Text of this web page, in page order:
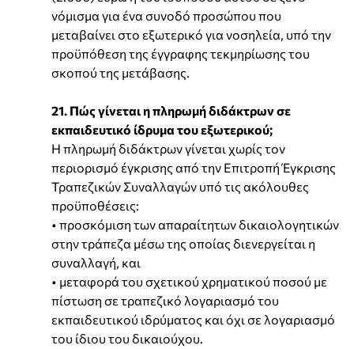
νόμισμα για ένα συνοδό προσώπου που
μεταβαίνει στο εξωτερικό για νοσηλεία, υπό την
προϋπόθεση της έγγραφης τεκμηρίωσης του
σκοπού της μετάβασης.
21. Πώς γίνεται η πληρωμή διδάκτρων σε
εκπαιδευτικό ίδρυμα του εξωτερικού;
Η πληρωμή διδάκτρων γίνεται χωρίς τον
περιορισμό έγκρισης από την Επιτροπή Έγκρισης
Τραπεζικών Συναλλαγών υπό τις ακόλουθες
προϋποθέσεις:
• προσκόμιση των απαραίτητων δικαιολογητικών
στην τράπεζα μέσω της οποίας διενεργείται η
συναλλαγή, και
• μεταφορά του σχετικού χρηματικού ποσού με
πίστωση σε τραπεζικό λογαριασμό του
εκπαιδευτικού ιδρύματος και όχι σε λογαριασμό
του ίδιου του δικαιούχου.